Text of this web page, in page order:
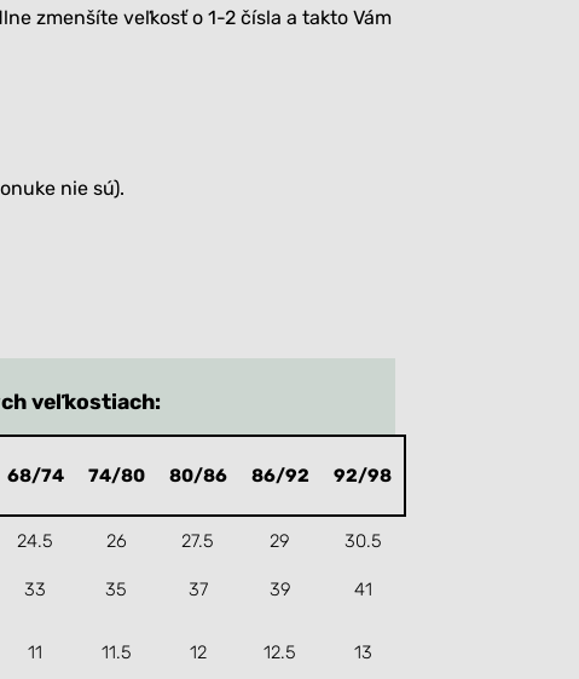
zmenšíte veľkosť o 1-2 čísla a takto Vám
nie sú).
veľkostiach:
68/74 74/80 80/86 86/92 92/98
24.5 26 27.5 29 30.5
33 35 37 39 41
11 11.5 12 12.5 13